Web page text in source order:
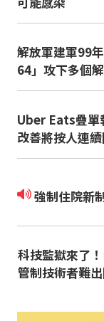
解放軍建軍99
64」攻下多個
Uber Eats疊單
改善將按人連
強制住院新
科技監獄來了
管制技術者難